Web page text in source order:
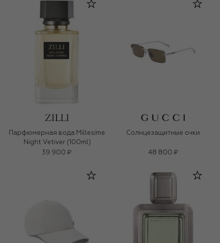
Парфюмерная вода Millesime
Night Vetiver (100ml)
39 900 ₽
Солнцезащитные очки
48 800 ₽